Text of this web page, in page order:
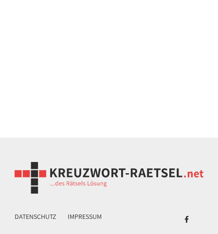
DATENSCHUTZ IMPRESSUM